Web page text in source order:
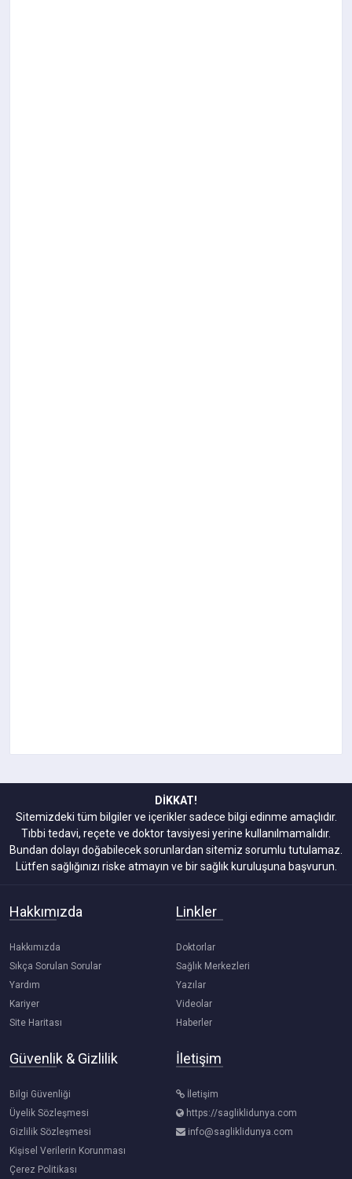
DİKKAT!
Sitemizdeki tüm bilgiler ve içerikler sadece bilgi edinme amaçlıdır.
Tıbbi tedavi, reçete ve doktor tavsiyesi yerine kullanılmamalıdır.
Bundan dolayı doğabilecek sorunlardan sitemiz sorumlu tutulamaz.
Lütfen sağlığınızı riske atmayın ve bir sağlık kuruluşuna başvurun.
Hakkımızda
Hakkımızda
Sıkça Sorulan Sorular
Yardım
Kariyer
Site Haritası
Linkler
Doktorlar
Sağlık Merkezleri
Yazılar
Videolar
Haberler
Güvenlik & Gizlilik
Bilgi Güvenliği
Üyelik Sözleşmesi
Gizlilik Sözleşmesi
Kişisel Verilerin Korunması
Çerez Politikası
İletişim
İletişim
https://sagliklidunya.com
info@sagliklidunya.com